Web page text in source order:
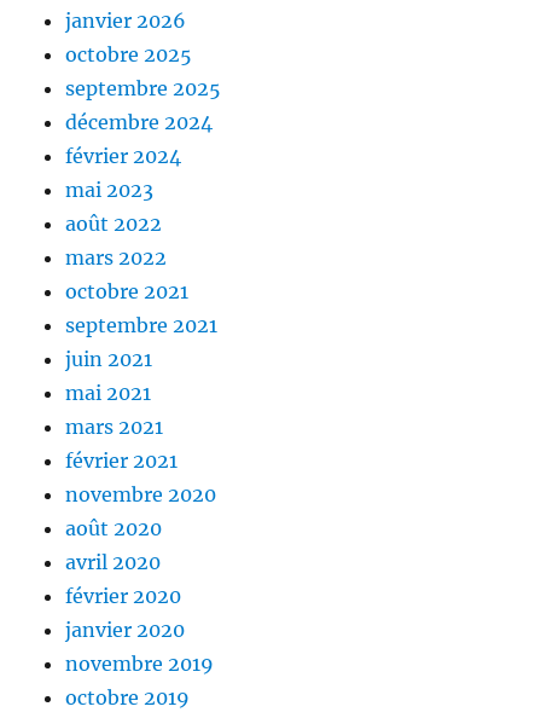
janvier 2026
octobre 2025
septembre 2025
décembre 2024
février 2024
mai 2023
août 2022
mars 2022
octobre 2021
septembre 2021
juin 2021
mai 2021
mars 2021
février 2021
novembre 2020
août 2020
avril 2020
février 2020
janvier 2020
novembre 2019
octobre 2019